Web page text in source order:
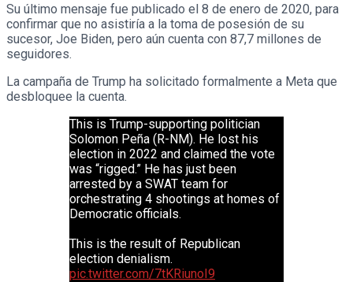
Su último mensaje fue publicado el 8 de enero de 2020, para
confirmar que no asistiría a la toma de posesión de su
sucesor, Joe Biden, pero aún cuenta con 87,7 millones de
seguidores.
La campaña de Trump ha solicitado formalmente a Meta que
desbloquee la cuenta.
This is Trump-supporting politician
Solomon Peña (R-NM). He lost his
election in 2022 and claimed the vote
was “rigged.” He has just been
arrested by a SWAT team for
orchestrating 4 shootings at homes of
Democratic officials.
This is the result of Republican
election denialism.
pic.twitter.com/7tKRiunoI9